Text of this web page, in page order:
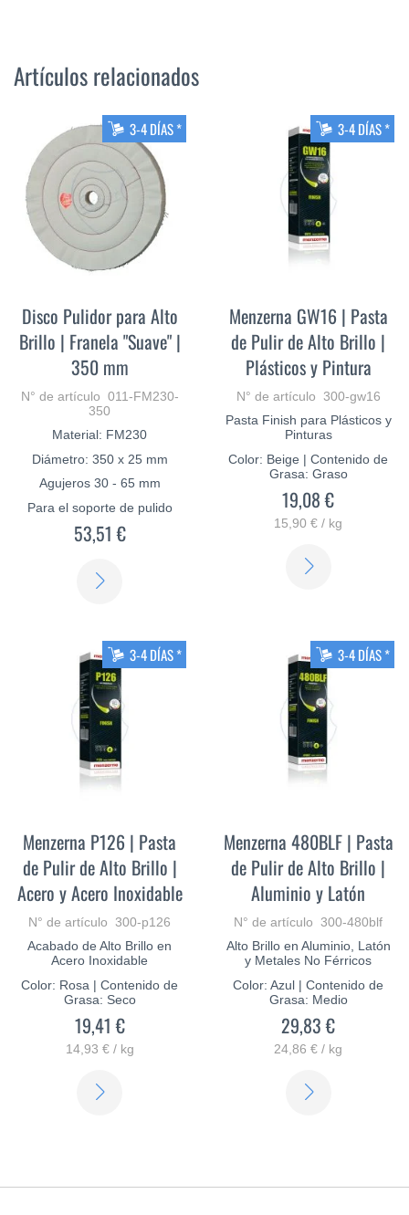
Artículos relacionados
3-4 DÍAS *
Disco Pulidor para Alto
Brillo | Franela "Suave" |
350 mm
N° de artículo 011-FM230-
350
Material: FM230
Diámetro: 350 x 25 mm
Agujeros 30 - 65 mm
Para el soporte de pulido
53,51 €
3-4 DÍAS *
Menzerna GW16 | Pasta
de Pulir de Alto Brillo |
Plásticos y Pintura
N° de artículo 300-gw16
Pasta Finish para Plásticos y
Pinturas
Color: Beige | Contenido de
Grasa: Graso
19,08 €
15,90 € / kg
3-4 DÍAS *
Menzerna P126 | Pasta
de Pulir de Alto Brillo |
Acero y Acero Inoxidable
N° de artículo 300-p126
Acabado de Alto Brillo en
Acero Inoxidable
Color: Rosa | Contenido de
Grasa: Seco
19,41 €
14,93 € / kg
3-4 DÍAS *
Menzerna 480BLF | Pasta
de Pulir de Alto Brillo |
Aluminio y Latón
N° de artículo 300-480blf
Alto Brillo en Aluminio, Latón
y Metales No Férricos
Color: Azul | Contenido de
Grasa: Medio
29,83 €
24,86 € / kg